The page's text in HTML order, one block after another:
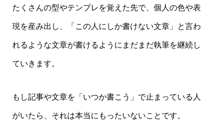
たくさんの型やテンプレを覚えた先で、個人の色や表
現を産み出し、「この人にしか書けない文章」と言わ
れるような文章が書けるようにまだまだ執筆を継続し
ていきます。
もし記事や文章を「いつか書こう」で止まっている人
がいたら、それは本当にもったいないことです。